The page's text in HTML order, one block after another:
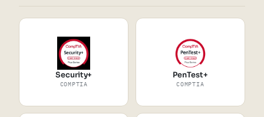
Security+
COMPTIA
PenTest+
COMPTIA